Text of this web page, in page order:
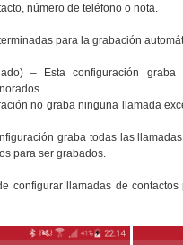
número de teléfono o nota.
para la grabación
– Esta configuración
no graba ninguna llamada
graba todas las
para ser grabados.
configurar llamadas de